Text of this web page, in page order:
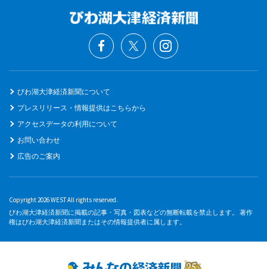
びわ湖大津経済新聞について
プレスリリース・情報提供はこちらから
アクセスデータの利用について
お問い合わせ
広告のご案内
Copyright 2026 WEST All rights reserved.
びわ湖大津経済新聞に掲載の記事・写真・図表などの無断転載を禁止します。 著作
権はびわ湖大津経済新聞またはその情報提供者に属します。